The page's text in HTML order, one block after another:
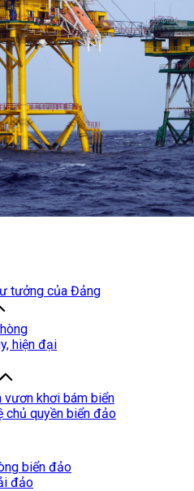
tưởng của Đảng
hiện đại
khơi bám biển
chủ quyền biển đảo
biển đảo
đảo